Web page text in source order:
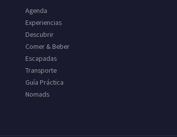
Agenda
Experiencias
Descubrir
Comer & Beber
Escapadas
Transporte
Guía Práctica
Nomads